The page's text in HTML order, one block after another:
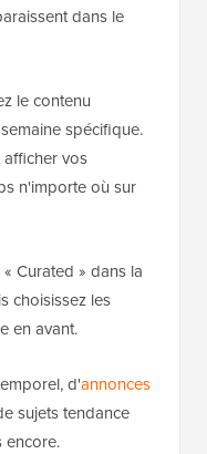
dans le
le contenu
spécifique.
vos
n'importe où sur
Curated » dans la
choisissez les
en avant.
d'annonces
sujets tendance
encore.